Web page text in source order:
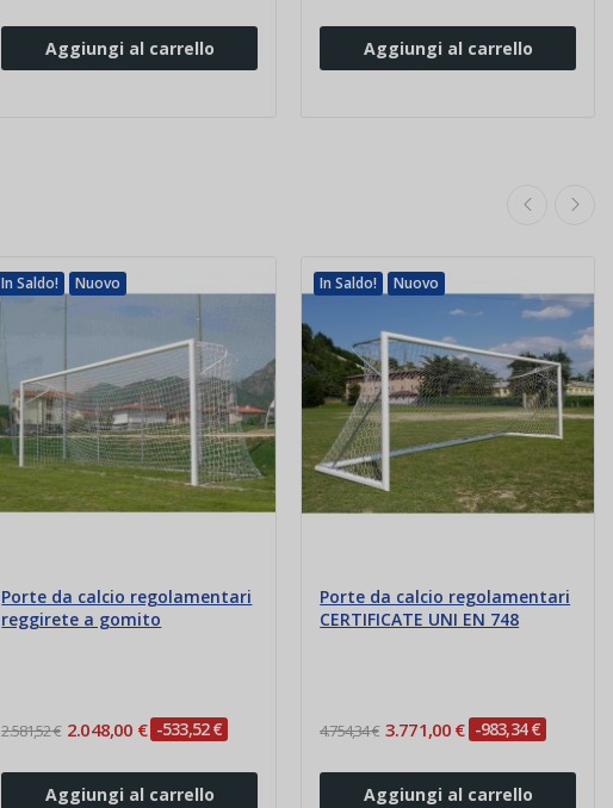
Aggiungi al carrello Aggiungi al carrello
In Saldo! Nuovo
Porte da calcio regolamentari
reggirete a gomito
2.581,52 € 2.048,00 € -533,52 €
Aggiungi al carrello
In Saldo! Nuovo
Porte da calcio regolamentari
CERTIFICATE UNI EN 748
4.754,34 € 3.771,00 € -983,34 €
Aggiungi al carrello